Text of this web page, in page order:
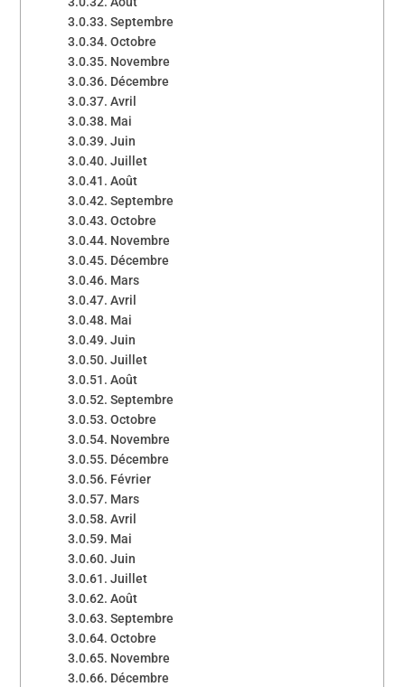
Septembre
Octobre
Novembre
Décembre
Avril
Mai
Juin
Juillet
Août
Septembre
Octobre
Novembre
Décembre
Mars
Avril
Mai
Juin
Juillet
Août
Septembre
Octobre
Novembre
Décembre
Février
Mars
Avril
Mai
Juin
Juillet
Août
Septembre
Octobre
Novembre
Décembre